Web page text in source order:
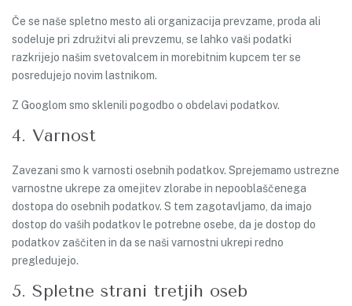
Če se naše spletno mesto ali organizacija prevzame, proda ali
sodeluje pri združitvi ali prevzemu, se lahko vaši podatki
razkrijejo našim svetovalcem in morebitnim kupcem ter se
posredujejo novim lastnikom.
Z Googlom smo sklenili pogodbo o obdelavi podatkov.
4. Varnost
Zavezani smo k varnosti osebnih podatkov. Sprejemamo ustrezne
varnostne ukrepe za omejitev zlorabe in nepooblaščenega
dostopa do osebnih podatkov. S tem zagotavljamo, da imajo
dostop do vaših podatkov le potrebne osebe, da je dostop do
podatkov zaščiten in da se naši varnostni ukrepi redno
pregledujejo.
5. Spletne strani tretjih oseb